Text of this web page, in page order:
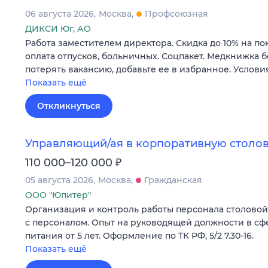
06 августа 2026 Москва
Профсоюзная
ДИКСИ Юг, АО
Работа заместителем директора. Скидка до 10% на
оплата отпусков, больничных. Соцпакет. Медкнижка
потерять вакансию, добавьте ее в избранное.
Показать ещё
Откликнуться
Управляющий/ая в корпоративную
110 000–120 000 ₽
05 августа 2026 Москва
Гражданская
ООО "Юпитер"
Организация и контроль работы персонала столовой
с персоналом. Опыт на руководящей должности в
питания от 5 лет. Оформление по ТК РФ, 5/2 7.30-16.
Показать ещё